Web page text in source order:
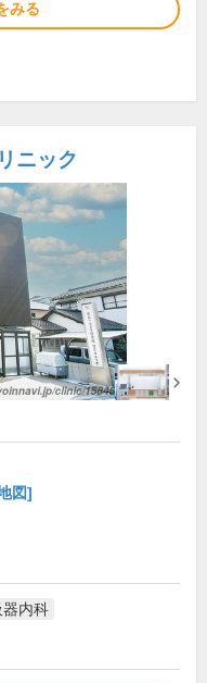
みる
ニック
図]
器内科